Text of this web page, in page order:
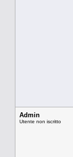
Admin
Utente non iscritto